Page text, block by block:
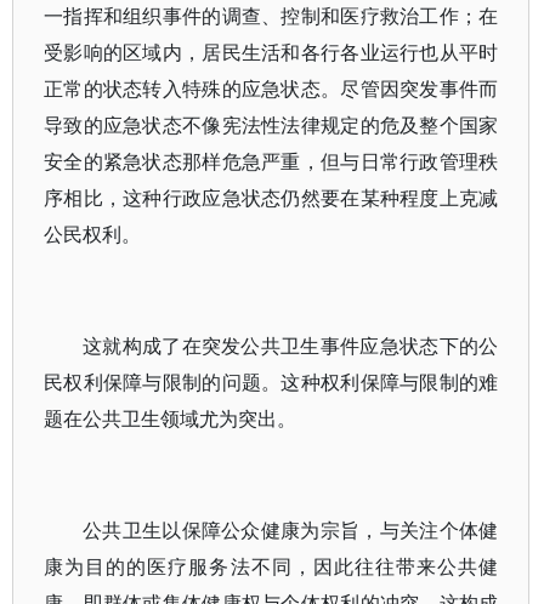
一指挥和组织事件的调查、控制和医疗救治工作；在
受影响的区域内，居民生活和各行各业运行也从平时
正常的状态转入特殊的应急状态。尽管因突发事件而
导致的应急状态不像宪法性法律规定的危及整个国家
安全的紧急状态那样危急严重，但与日常行政管理秩
序相比，这种行政应急状态仍然要在某种程度上克减
公民权利。
这就构成了在突发公共卫生事件应急状态下的公
民权利保障与限制的问题。这种权利保障与限制的难
题在公共卫生领域尤为突出。
公共卫生以保障公众健康为宗旨，与关注个体健
康为目的的医疗服务法不同，因此往往带来公共健